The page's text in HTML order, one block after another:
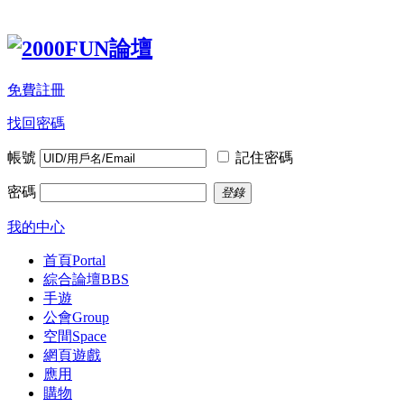
免費註冊
找回密碼
帳號 記住密碼
密碼 登錄
我的中心
首頁Portal
綜合論壇BBS
手遊
公會Group
空間Space
網頁遊戲
應用
購物